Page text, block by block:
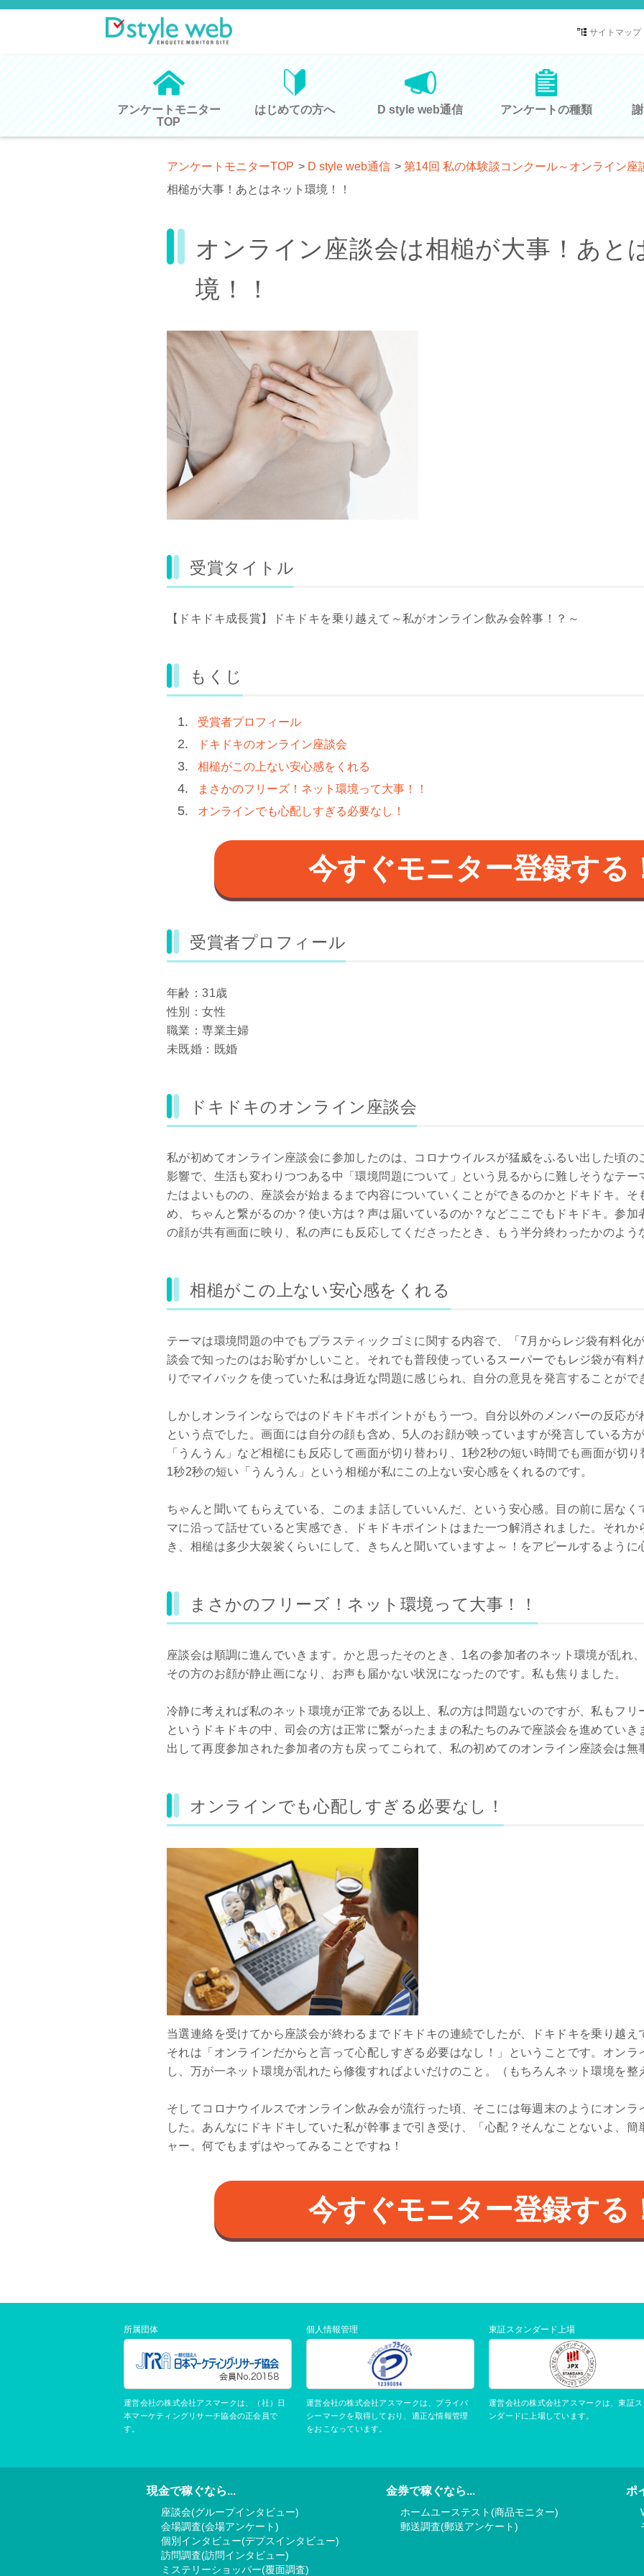
サイトマップ
アンケートモニター
TOP
はじめての方へ D style web通信 アンケートの種類
アンケートモニターTOP > D style web通信 > 第14回 私の体験談コンクール～オンライン座
相槌が大事！あとはネット環境！！
オンライン座談会は相槌が大事！あと
境！！
受賞タイトル
【ドキドキ成長賞】ドキドキを乗り越えて～私がオンライン飲み会幹事！？～
もくじ
受賞者プロフィール
ドキドキのオンライン座談会
相槌がこの上ない安心感をくれる
まさかのフリーズ！ネット環境って大事！！
オンラインでも心配しすぎる必要なし！
今すぐモニター登録する
受賞者プロフィール
年齢：31歳
性別：女性
職業：専業主婦
未既婚：既婚
ドキドキのオンライン座談会
私が初めてオンライン座談会に参加したのは、コロナウイルスが猛威をふるい出した頃の
影響で、生活も変わりつつある中「環境問題について」という見るからに難しそうなテー
たはよいものの、座談会が始まるまで内容についていくことができるのかとドキドキ。
め、ちゃんと繋がるのか？使い方は？声は届いているのか？などここでもドキドキ。参
の顔が共有画面に映り、私の声にも反応してくださったとき、もう半分終わったかのよう
相槌がこの上ない安心感をくれる
テーマは環境問題の中でもプラスティックゴミに関する内容で、「7月からレジ袋有料化
談会で知ったのはお恥ずかしいこと。それでも普段使っているスーパーでもレジ袋が有料
りでマイバックを使っていた私は身近な問題に感じられ、自分の意見を発言することがで
しかしオンラインならではのドキドキポイントがもう一つ。自分以外のメンバーの反応
という点でした。画面には自分の顔も含め、5人のお顔が映っていますが発言している方
「うんうん」など相槌にも反応して画面が切り替わり、1秒2秒の短い時間でも画面が切
1秒2秒の短い「うんうん」という相槌が私にこの上ない安心感をくれるのです。
ちゃんと聞いてもらえている、このまま話していいんだ、という安心感。目の前に居なく
マに沿って話せていると実感でき、ドキドキポイントはまた一つ解消されました。それか
き、相槌は多少大袈裟くらいにして、きちんと聞いていますよ～！をアピールするように
まさかのフリーズ！ネット環境って大事！！
座談会は順調に進んでいきます。かと思ったそのとき、1名の参加者のネット環境が乱れ
その方のお顔が静止画になり、お声も届かない状況になったのです。私も焦りました。
冷静に考えれば私のネット環境が正常である以上、私の方は問題ないのですが、私もフリ
というドキドキの中、司会の方は正常に繋がったままの私たちのみで座談会を進めてい
出して再度参加された参加者の方も戻ってこられて、私の初めてのオンライン座談会は無
オンラインでも心配しすぎる必要なし！
当選連絡を受けてから座談会が終わるまでドキドキの連続でしたが、ドキドキを乗り越え
それは「オンラインだからと言って心配しすぎる必要はなし！」ということです。オンラ
し、万が一ネット環境が乱れたら修復すればよいだけのこと。（もちろんネット環境を
そしてコロナウイルスでオンライン飲み会が流行った頃、そこには毎週末のようにオンラ
した。あんなにドキドキしていた私が幹事まで引き受け、「心配？そんなことないよ、
ャー。何でもまずはやってみることですね！
今すぐモニター登録する
所属団体
運営会社の株式会社アスマークは、（社）日
本マーケティングリサーチ協会の正会員で
す。
個人情報管理
運営会社の株式会社アスマークは、プライバ
シーマークを取得しており、適正な情報管理
をおこなっています。
東証スタンダード上場
運営会社の株式会社アスマークは、東証ス
ンダードに上場しています。
現金で稼ぐなら...
座談会(グループインタビュー)
会場調査(会場アンケート)
個別インタビュー(デプスインタビュー)
訪問調査(訪問インタビュー)
ミステリーショッパー(覆面調査)
金券で稼ぐなら...
ホームユーステスト(商品モニター)
郵送調査(郵送アンケート)
ポ